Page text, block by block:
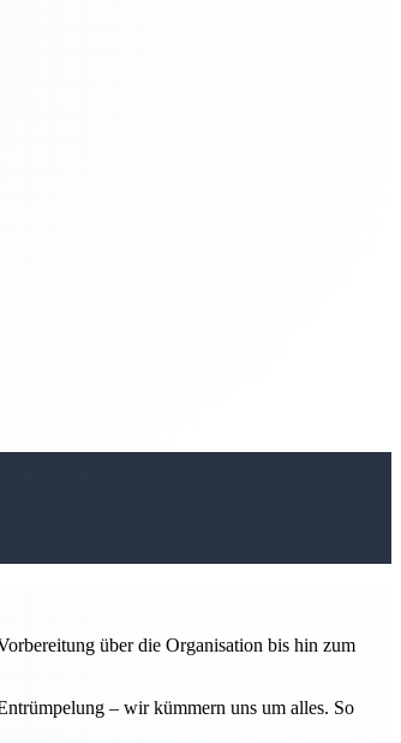
über die Organisation bis hin zum
– wir kümmern uns um alles. So